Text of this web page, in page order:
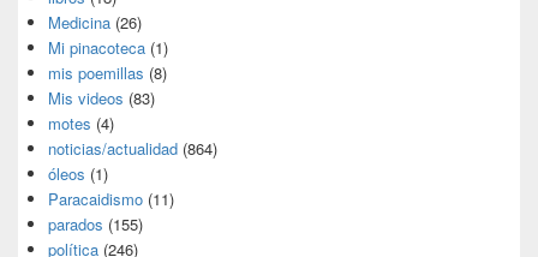
Medicina (26)
Mi pinacoteca (1)
mis poemillas (8)
Mis videos (83)
motes (4)
noticias/actualidad (864)
óleos (1)
Paracaidismo (11)
parados (155)
política (246)